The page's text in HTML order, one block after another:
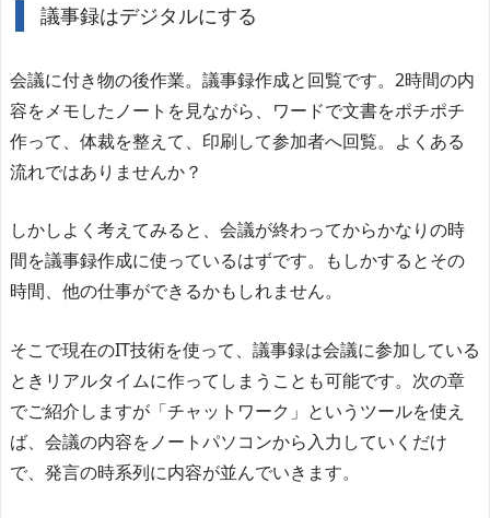
議事録はデジタルにする
会議に付き物の後作業。議事録作成と回覧です。2時間の内
容をメモしたノートを見ながら、ワードで文書をポチポチ
作って、体裁を整えて、印刷して参加者へ回覧。よくある
流れではありませんか？
しかしよく考えてみると、会議が終わってからかなりの時
間を議事録作成に使っているはずです。もしかするとその
時間、他の仕事ができるかもしれません。
そこで現在のIT技術を使って、議事録は会議に参加している
ときリアルタイムに作ってしまうことも可能です。次の章
でご紹介しますが「チャットワーク」というツールを使え
ば、会議の内容をノートパソコンから入力していくだけ
で、発言の時系列に内容が並んでいきます。